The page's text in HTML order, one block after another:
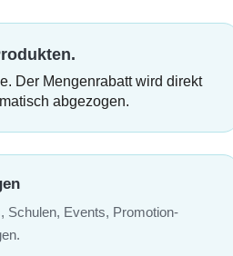
Der Mengenrabatt wird direkt
abgezogen.
Schulen, Events, Promotion-